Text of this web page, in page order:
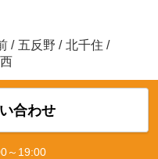
/ 五反野 / 北千住 /
合わせ
～19:00